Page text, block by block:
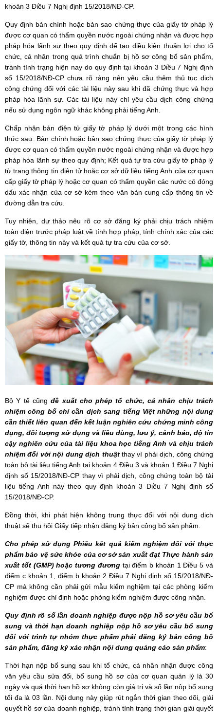
khoản 3 Điều 7 Nghị định 15/2018/NĐ-CP.
Quy định bản chính hoặc bản sao chứng thực của giấy tờ pháp lý
được cơ quan có thẩm quyền nước ngoài chứng nhận và được hợp
pháp hóa lãnh sự theo quy định để tạo điều kiện thuận lợi cho tổ
chức, cá nhân trong quá trình chuẩn bị hồ sơ công bố sản phẩm,
tránh tình trạng hiện nay do quy định tại khoản 3 Điều 7 Nghị định
số 15/2018/NĐ-CP chưa rõ ràng nên yêu cầu thêm thủ tục dịch
công chứng đối với các tài liệu này sau khi đã chứng thực và hợp
pháp hóa lãnh sự. Các tài liệu này chỉ yêu cầu dịch công chứng
nếu sử dụng ngôn ngữ khác không phải tiếng Anh.
Chấp nhận bản điện tử giấy tờ pháp lý dưới một trong các hình
thức sau: Bản chính hoặc bản sao chứng thực của giấy tờ pháp lý
được cơ quan có thẩm quyền nước ngoài chứng nhận và được hợp
pháp hóa lãnh sự theo quy định; Kết quả tự tra cứu giấy tờ pháp lý
từ trang thông tin điện tử hoặc cơ sở dữ liệu tiếng Anh của cơ quan
cấp giấy tờ pháp lý hoặc cơ quan có thẩm quyền các nước có đóng
dấu xác nhận của cơ sở kèm theo văn bản cung cấp thông tin về
đường dẫn tra cứu.
Tuy nhiên, dự thảo nêu rõ cơ sở đăng ký phải chịu trách nhiệm
toàn diện trước pháp luật về tính hợp pháp, tính chính xác của các
giấy tờ, thông tin này và kết quả tự tra cứu của cơ sở.
Bộ Y tế cũngđề xuất cho phép tổ chức, cá nhân chịu trách
nhiệm công bố chỉ cần dịch sang tiếng Việt những nội dung
cần thiết liên quan đến kết luận nghiên cứu chứng minh công
dụng, đối tượng sử dụng và liều dùng, lưu ý, cảnh báo, độ tin
cậy nghiên cứu của tài liệu khoa học tiếng Anh và chịu trách
nhiệm đối với nội dung dịch thuật thay vì phải dịch, công chứng
toàn bộ tài liệu tiếng Anh tại khoản 4 Điều 3 và khoản 1 Điều 7 Nghị
định số 15/2018/NĐ-CP thay vì phải dịch, công chứng toàn bộ tài
liệu tiếng Anh này theo quy định khoản 3 Điều 7 Nghị định số
15/2018/NĐ-CP.
Đồng thời, khi phát hiện không trung thực đối với nội dung dịch
thuật sẽ thu hồi Giấy tiếp nhận đăng ký bản công bố sản phẩm.
Cho phép sử dụng Phiếu kết quả kiểm nghiệm đối với thực
phẩm bảo vệ sức khỏe của cơ sở sản xuất đạt Thực hành sản
xuất tốt (GMP) hoặc tương đươngtại điểm b khoản 1 Điều 5 và
điểm c khoản 1, điểm b khoản 2 Điều 7 Nghị định số 15/2018/NĐ-
CP mà không cần phải gửi mẫu kiểm nghiệm tại các phòng kiểm
nghiệm được chỉ định hoặc phòng kiểm nghiệm được công nhận.
Quy định rõ số lần doanh nghiệp được nộp hồ sơ yêu cầu bổ
sung và thời hạn doanh nghiệp nộp hồ sơ yêu cầu bổ sung
đối với trình tự nhóm thực phẩm phải đăng ký bản công bố
sản phẩm, đăng ký xác nhận nội dung quảng cáo sản phẩm:
Thời hạn nộp bổ sung sau khi tổ chức, cá nhân nhận được công
văn yêu cầu sửa đổi, bổ sung hồ sơ của cơ quan quản lý là 30
ngày và quá thời hạn hồ sơ không còn giá trị và số lần nộp bổ sung
tối đa là 03 lần. Nội dung này giúp rút ngắn thời gian theo dõi, giải
quyết hồ sơ của doanh nghiệp, tránh tình trạng thời gian giải quyết